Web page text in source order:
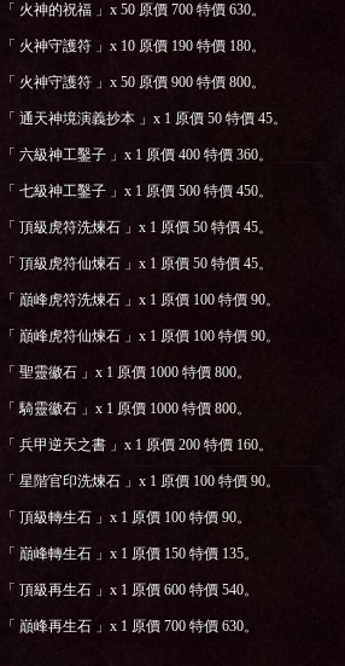
「 火神的祝福 」 x 50 原價 700 特價 630。
「 火神守護符 」 x 10 原價 190 特價 180。
「 火神守護符 」 x 50 原價 900 特價 800。
「 通天神境演義抄本 」 x 1 原價 50 特價 45。
「 六級神工鑿子 」 x 1 原價 400 特價 360。
「 七級神工鑿子 」 x 1 原價 500 特價 450。
「 頂級虎符洗煉石 」 x 1 原價 50 特價 45。
「 頂級虎符仙煉石 」 x 1 原價 50 特價 45。
「 巔峰虎符洗煉石 」 x 1 原價 100 特價 90。
「 巔峰虎符仙煉石 」 x 1 原價 100 特價 90。
「 聖靈徽石 」 x 1 原價 1000 特價 800。
「 騎靈徽石 」 x 1 原價 1000 特價 800。
「 兵甲逆天之書 」 x 1 原價 200 特價 160。
「 星階官印洗煉石 」 x 1 原價 100 特價 90。
「 頂級轉生石 」 x 1 原價 100 特價 90。
「 巔峰轉生石 」 x 1 原價 150 特價 135。
「 頂級再生石 」 x 1 原價 600 特價 540。
「 巔峰再生石 」 x 1 原價 700 特價 630。